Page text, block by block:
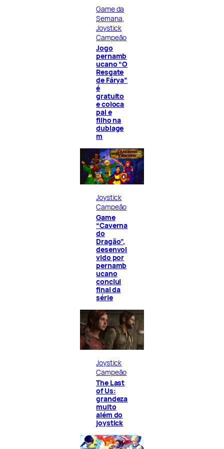
Game da
Semana
Joystick
Campeão
Jogo
pernamb
ucano “O
Resgate
de Fárya”
é
gratuito
e coloca
pai e
filho na
dublage
m
Joystick
Campeão
Game
“Caverna
do
Dragão”,
desenvol
vido por
pernamb
ucano
conclui
final da
série
Joystick
Campeão
The Last
of Us:
grandeza
muito
além do
joystick